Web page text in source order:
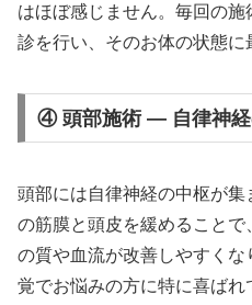
はほぼ感じません。毎回の
診を行い、そのお体の状態に
④ 頭部施術 — 自律神経
頭部には自律神経の中枢が集
の筋膜と頭皮を緩めること
の質や血流が改善しやすく
覚でお悩みの方に特に喜ば